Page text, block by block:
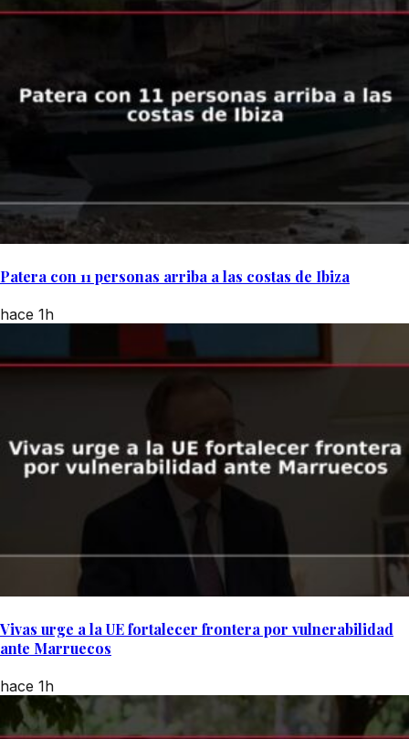
Patera con 11 personas arriba a las costas de Ibiza
hace 1h
Vivas urge a la UE fortalecer frontera por vulnerabilidad
ante Marruecos
hace 1h